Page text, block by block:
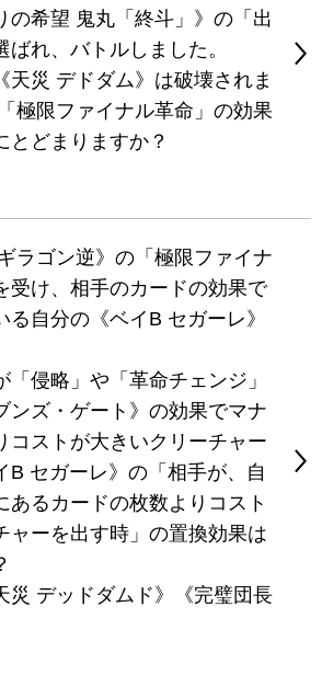
の希望 鬼丸「終斗」》の「出
れ、バトルしました。
天災 デドダム》は破壊されま
極限ファイナル革命」の効果
とどまりますか？
ラゴン逆》の「極限ファイナ
受け、相手のカードの効果で
自分の《ベイB セガーレ》
「侵略」や「革命チェンジ」
ンズ・ゲート》の効果でマナ
コストが大きいクリーチャー
B セガーレ》の「相手が、自
あるカードの枚数よりコスト
ャーを出す時」の置換効果は
災 デッドダムド》《完璧団長